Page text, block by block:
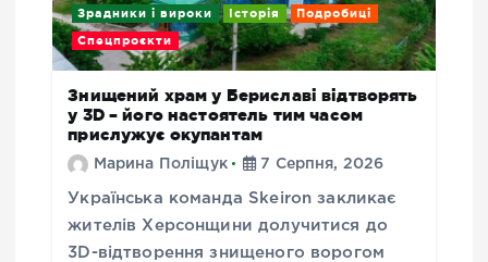
Зрадники і вироки Історія Подробиці
Спецпроєкти
Знищений храм у Бериславі відтворять
у 3D – його настоятель тим часом
прислужує окупантам
Марина Поліщук 7 Серпня, 2026
Українська команда Skeiron закликає
жителів Херсонщини долучитися до
3D-відтворення знищеного ворогом